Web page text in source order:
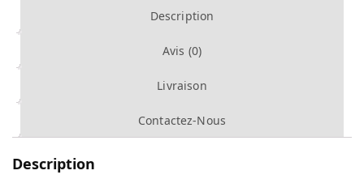
Description
Avis (0)
Livraison
Contactez-Nous
Description